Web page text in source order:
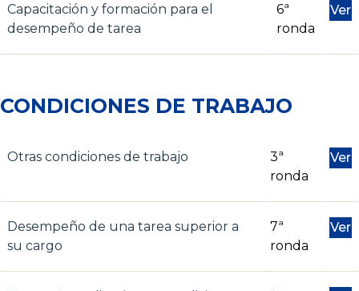
Capacitación y formación para el
desempeño de tarea
6ª
ronda
Ver
CONDICIONES DE TRABAJO
Otras condiciones de trabajo
3ª
ronda
Ver
Desempeño de una tarea superior a
su cargo
7ª
ronda
Ver